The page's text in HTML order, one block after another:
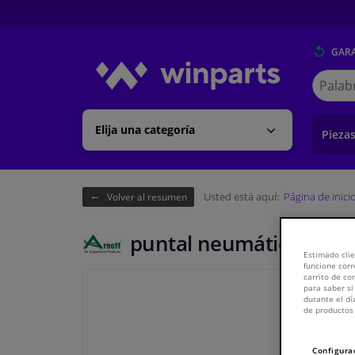
Elija una categoría
Buscar
en
Volver al resumen Usted está aquí: Página de inicio
puntal neumático
Estimado
funcione
carrito de
para saber
durante el
de